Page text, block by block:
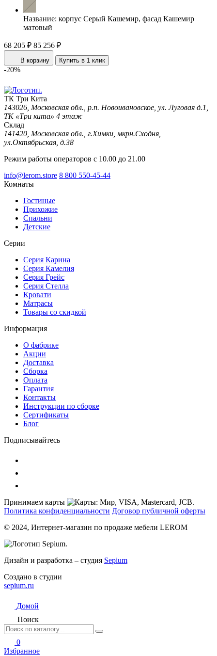
Название: корпус Серый Кашемир, фасад Кашемир
матовый
68 205 ₽ 85 256 ₽
В корзину Купить в 1 клик
-20%
ТК Три Кита
143026, Московская обл., р.п. Новоивановское, ул. Луговая д.1,
ТК «Три кита» 4 этаж
Склад
141420, Московская обл., г.Химки, мкрн.Сходня,
ул.Октябрьская, д.38
Режим работы операторов с 10.00 до 21.00
info@lerom.store 8 800 550-45-44
Комнаты
Гостиные
Прихожие
Спальни
Детские
Серии
Серия Карина
Серия Камелия
Серия Грейс
Серия Стелла
Кровати
Матрасы
Товары со скидкой
Информация
О фабрике
Акции
Доставка
Сборка
Оплата
Гарантия
Контакты
Инструкции по сборке
Сертификаты
Блог
Подписывайтесь
Принимаем карты
Политика конфиденциальности Договор публичной оферты
© 2024, Интернет-магазин по продаже мебели LEROM
Дизайн и разработка – студия Sepium
Создано в студии
sepium.ru
Домой
Поиск
0
Избранное